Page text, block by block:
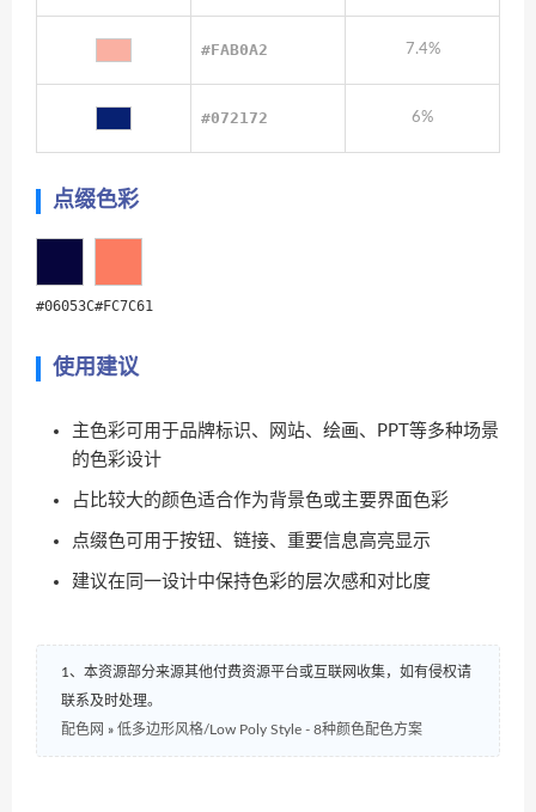
#FAB0A2 7.4%
#072172 6%
点缀色彩
#06053C#FC7C61
使用建议
主色彩可用于品牌标识、网站、绘画、PPT等多种场景
的色彩设计
占比较大的颜色适合作为背景色或主要界面色彩
点缀色可用于按钮、链接、重要信息高亮显示
建议在同一设计中保持色彩的层次感和对比度
1、本资源部分来源其他付费资源平台或互联网收集，如有侵权请
联系及时处理。
配色网 » 低多边形风格/Low Poly Style - 8种颜色配色方案